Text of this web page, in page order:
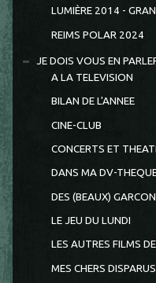
LUMIÈRE 2014 -
REIMS POLAR 2024
JE DOIS VOUS EN
A LA TELEVISION
BILAN DE L'ANNEE
CINE-CLUB
CONCERTS ET
DANS MA DV-
DES (BEAUX)
LE JEU DU LUNDI
LES AUTRES FILMS
MES CHERS DISPARUS